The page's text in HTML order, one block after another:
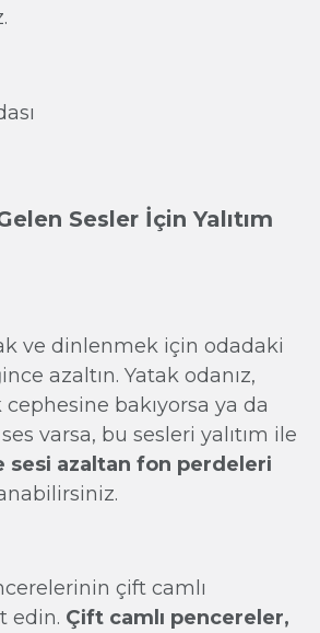
Sesler İçin Yalıtım
ve dinlenmek için odadaki
azaltın. Yatak odanız,
bakıyorsa ya da
varsa, bu sesleri yalıtım ile
sesi azaltan fon perdeleri
çift camlı
edin. Çift camlı pencereler,